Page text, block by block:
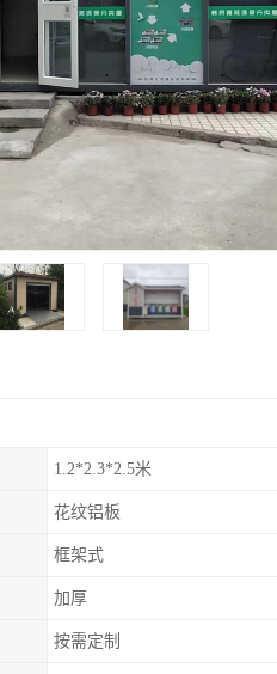
1.2*2.3*2.5米
花纹铝板
框架式
加厚
按需定制